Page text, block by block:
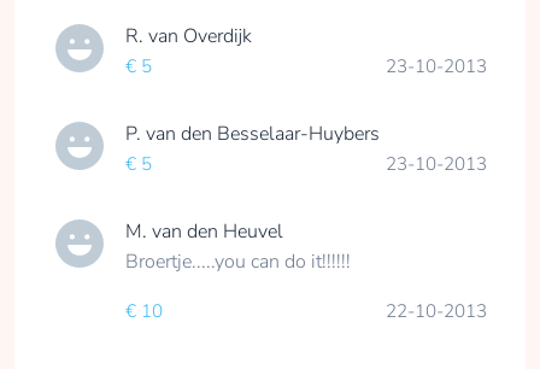
R. van Overdijk
€ 5 23-10-2013
P. van den Besselaar-Huybers
€ 5 23-10-2013
M. van den Heuvel
Broertje.....you can do it!!!!!!
€ 10 22-10-2013